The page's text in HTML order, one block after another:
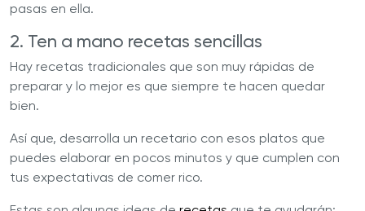
pasas en ella.
2. Ten a mano recetas sencillas
Hay recetas tradicionales que son muy rápidas de
preparar y lo mejor es que siempre te hacen quedar
bien.
Así que, desarrolla un recetario con esos platos que
puedes elaborar en pocos minutos y que cumplen con
tus expectativas de comer rico.